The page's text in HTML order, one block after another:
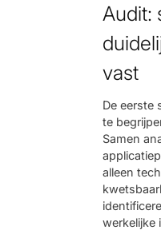
Audit:
vast
De eerste
te
Samen
alleen
werkelijke